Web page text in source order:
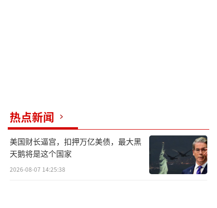
热点新闻
美国财长逼宫，扣押万亿美债，最大黑
天鹅将是这个国家
2026-08-07 14:25:38